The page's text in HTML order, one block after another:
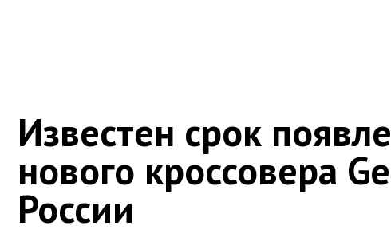
Известен срок
нового кроссовера
России